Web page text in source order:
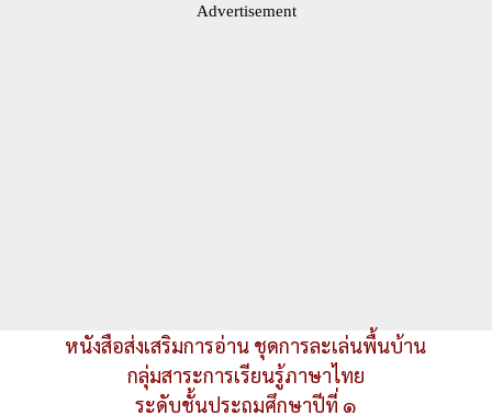
Advertisement
หนังสือส่งเสริมการอ่าน ชุดการละเล่นพื้นบ้าน
กลุ่มสาระการเรียนรู้ภาษาไทย
ระดับชั้นประถมศึกษาปีที่ ๑